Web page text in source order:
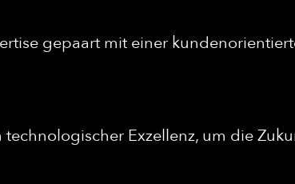
gepaart mit einer
Exzellenz, um die